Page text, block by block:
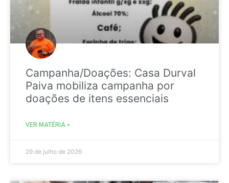
Campanha/Doações: Casa Durval
Paiva mobiliza campanha por
doações de itens essenciais
VER MATÉRIA »
29 de julho de 2026